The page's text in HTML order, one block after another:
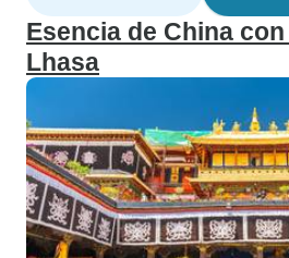
Esencia de China
Lhasa